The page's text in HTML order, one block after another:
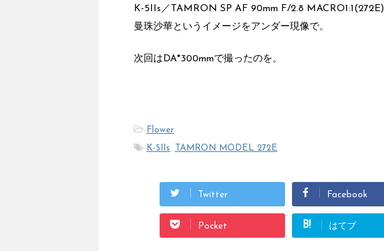
K-5IIs／TAMRON SP AF 90mm F/2.8 MACRO1:1(272E)
曼珠沙華というイメージをアンダー現像で。
次回はDA*300mmで撮ったのを。
- Flower
- K-5IIs, TAMRON MODEL 272E
Twitter Facebook
Pocket B! はてブ